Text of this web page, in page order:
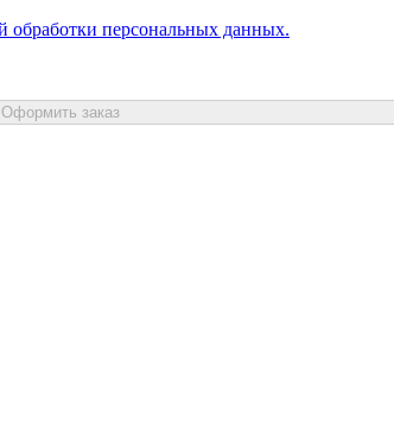
обработки персональных данных.
Оформить заказ